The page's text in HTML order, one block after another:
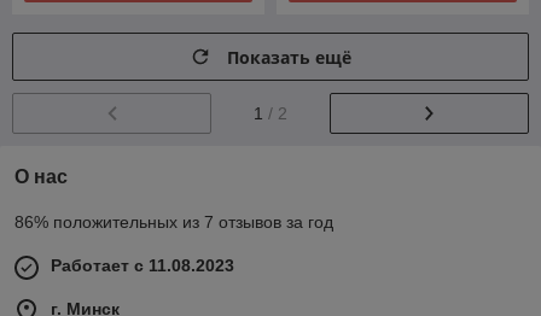
Показать ещё
1 / 2
О нас
86% положительных из 7 отзывов за год
Работает с 11.08.2023
г. Минск